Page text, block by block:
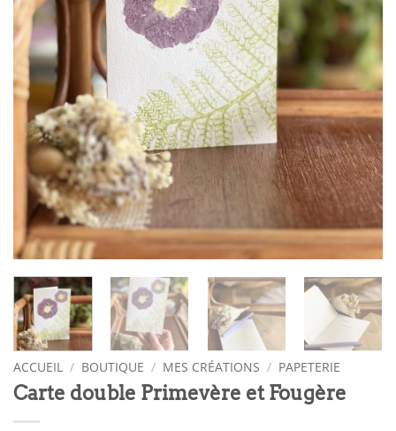
ACCUEIL / BOUTIQUE / MES CRÉATIONS / PAPETERIE
Carte double Primevère et Fougère